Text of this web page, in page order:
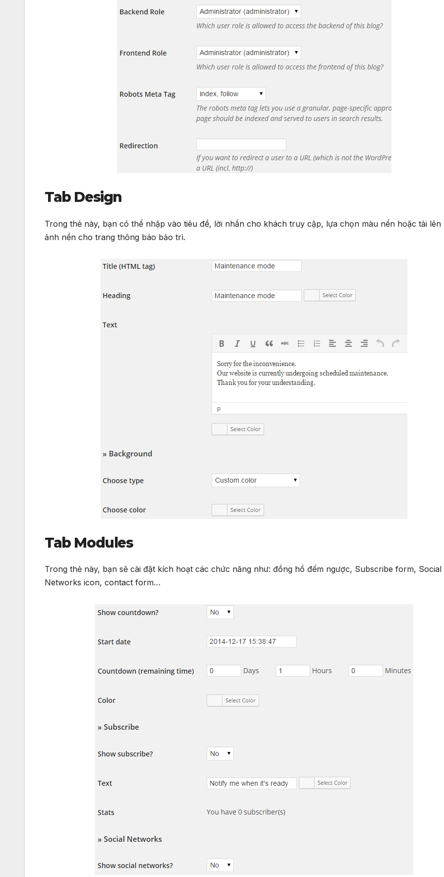
Tab Design
Trong thẻ này, bạn có thể nhập vào tiêu đề, lời nhắn cho khách truy cập, lựa chọn màu nền hoặc tải lên
ảnh nền cho trang thông báo bảo trì.
Tab Modules
Trong thẻ này, bạn sẽ cài đặt kích hoạt các chức năng như: đồng hồ đếm ngược, Subscribe form, Social
Networks icon, contact form…